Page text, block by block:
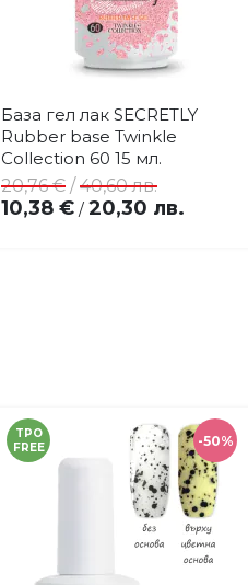
Добави
в
любими
Купи
База гел лак SECRETLY
Rubber base Twinkle
Collection 60 15 мл.
10,38 € / 20,30 лв.
20,76 € /40,60 лв.
-50%
TPO
FREE